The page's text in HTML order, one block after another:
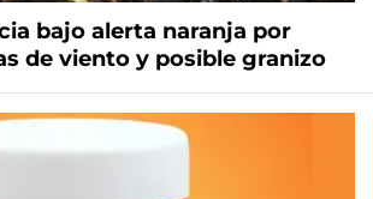
bajo alerta naranja por
de viento y posible granizo